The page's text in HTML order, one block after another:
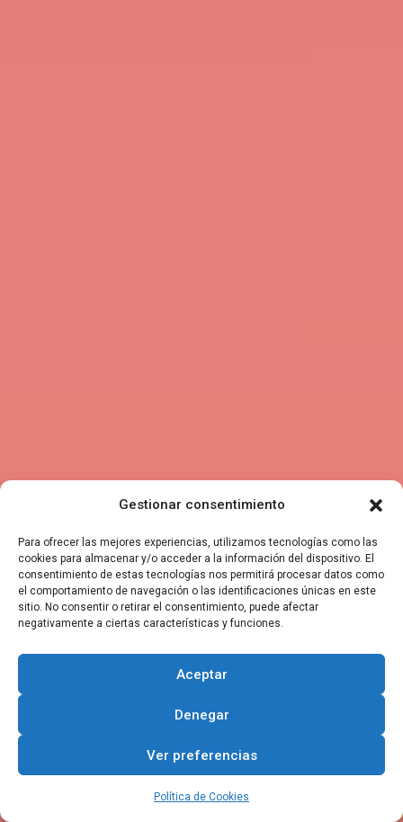
Gestionar consentimiento
Para ofrecer las mejores experiencias, utilizamos tecnologías como las
cookies para almacenar y/o acceder a la información del dispositivo. El
consentimiento de estas tecnologías nos permitirá procesar datos como
el comportamiento de navegación o las identificaciones únicas en este
sitio. No consentir o retirar el consentimiento, puede afectar
negativamente a ciertas características y funciones.
Aceptar
Denegar
Ver preferencias
Política de Cookies